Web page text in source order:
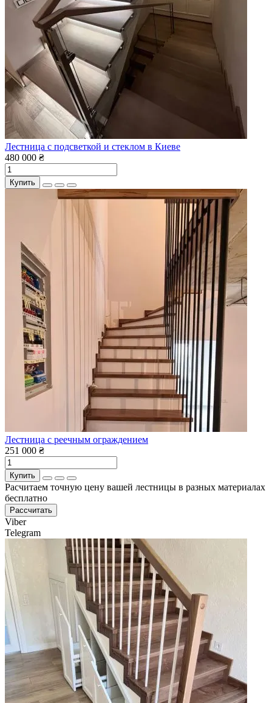
Лестница с подсветкой и стеклом в Киеве
480 000 ₴
Купить
Лестница с реечным ограждением
251 000 ₴
Купить
Расчитаем точную цену вашей лестницы в разных материалах
бесплатно
Рассчитать
Viber
Telegram